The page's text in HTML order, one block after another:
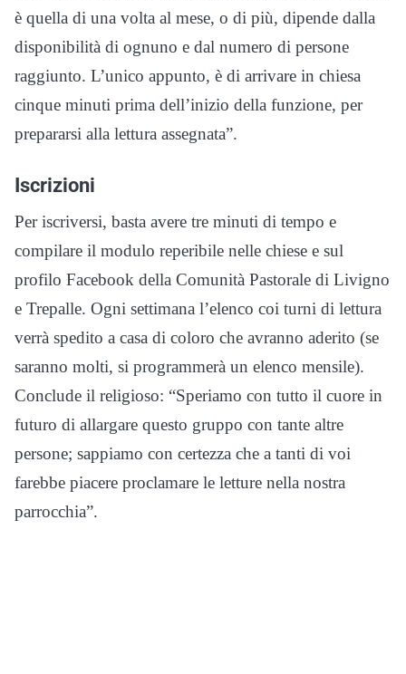
è quella di una volta al mese, o di più, dipende dalla
disponibilità di ognuno e dal numero di persone
raggiunto. L’unico appunto, è di arrivare in chiesa
cinque minuti prima dell’inizio della funzione, per
prepararsi alla lettura assegnata”.
Iscrizioni
Per iscriversi, basta avere tre minuti di tempo e
compilare il modulo reperibile nelle chiese e sul
profilo Facebook della Comunità Pastorale di Livigno
e Trepalle. Ogni settimana l’elenco coi turni di lettura
verrà spedito a casa di coloro che avranno aderito (se
saranno molti, si programmerà un elenco mensile).
Conclude il religioso: “Speriamo con tutto il cuore in
futuro di allargare questo gruppo con tante altre
persone; sappiamo con certezza che a tanti di voi
farebbe piacere proclamare le letture nella nostra
parrocchia”.